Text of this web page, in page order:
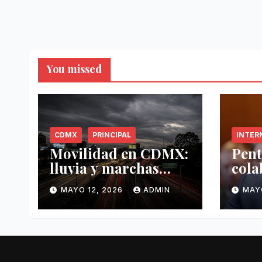
You missed
CDMX PRINCIPAL
Movilidad en CDMX:
lluvia y marchas
complican tráfico
este 12 de mayo
MAYO 12, 2026 ADMIN